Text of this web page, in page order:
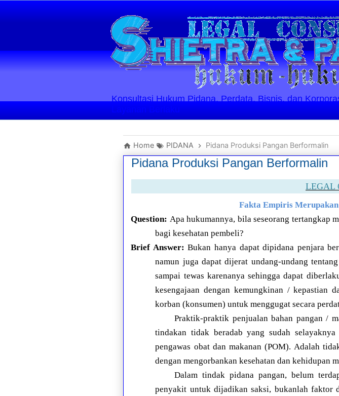
Konsultasi Hukum Pidana, Perdata, Bisnis, dan
Layanan Berlaku
Home PIDANA Pidana Produksi Pangan Berformalin
Pidana Produksi Pangan Berformalin
LEGAL
Fakta Empiris
Question: Apa hukumannya, bila seseorang tertangkap
bagi kesehatan pembeli?
Brief Answer: Bukan hanya dapat dipidana penjara
namun juga dapat dijerat undang-undang
sampai tewas karenanya sehingga dapat
kesengajaan dengan kemungkinan / kepastian
korban (konsumen) untuk menggugat secara
Praktik-praktik penjualan bahan pangan /
tindakan tidak beradab yang sudah
pengawas obat dan makanan (POM). Adalah
dengan mengorbankan kesehatan dan kehidupan
Dalam tindak pidana pangan, belum
penyakit untuk dijadikan saksi, bukanlah faktor